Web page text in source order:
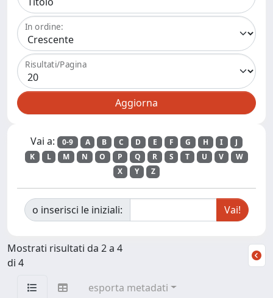
In ordine:
Risultati/Pagina
Vai a: 0-9 A B C D E F G H I
J
K
L M N O P Q R S T U V
W
X
Y Z
o inserisci le iniziali:
Mostrati risultati da 2 a 4
di 4
esporta metadati